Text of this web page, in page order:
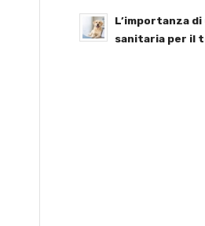
L’importanza
sanitaria per il